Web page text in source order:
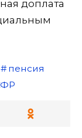
доплата
пенсия